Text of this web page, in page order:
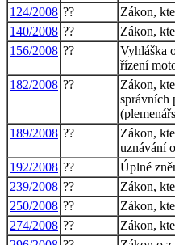
124/2008 ??
Zákon,
140/2008 ??
Zákon,
156/2008 ??
Vyhláška
řízení
182/2008 ??
Zákon,
správních
189/2008 ??
Zákon,
uznávání
192/2008 ??
Úplné
239/2008 ??
Zákon,
250/2008 ??
Zákon,
274/2008 ??
Zákon,